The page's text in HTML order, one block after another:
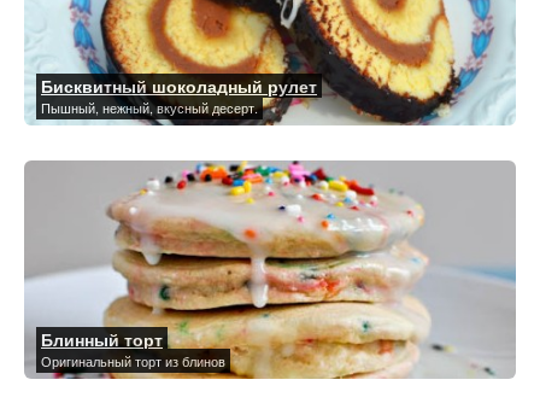
Бисквитный шоколадный рулет
Пышный, нежный, вкусный десерт.
Блинный торт
Оригинальный торт из блинов